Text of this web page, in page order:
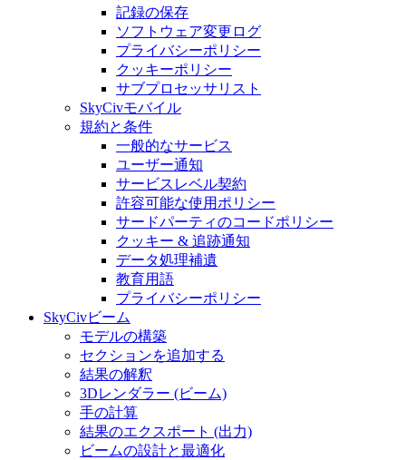
記録の保存
ソフトウェア変更ログ
プライバシーポリシー
クッキーポリシー
サブプロセッサリスト
SkyCivモバイル
規約と条件
一般的なサービス
ユーザー通知
サービスレベル契約
許容可能な使用ポリシー
サードパーティのコードポリシー
クッキー & 追跡通知
データ処理補遺
教育用語
プライバシーポリシー
SkyCivビーム
モデルの構築
セクションを追加する
結果の解釈
3Dレンダラー (ビーム)
手の計算
結果のエクスポート (出力)
ビームの設計と最適化